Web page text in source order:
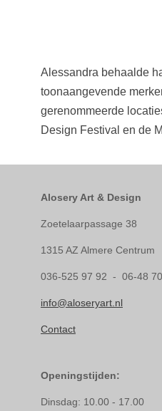
Alessandra behaalde
toonaangevende
gerenommeerde
Design Festival en de
Alosery Art & Design
Zoetelaarpassage 38
1315 AZ Almere Centrum
036-525 97 92 - 06-48
info@aloseryart.nl
Contact
Openingstijden:
Dinsdag: 10.00 - 17.00